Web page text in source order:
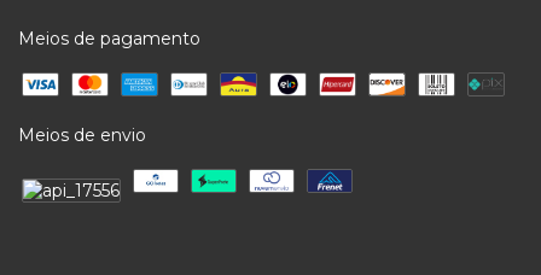
Meios de pagamento
Meios de envio